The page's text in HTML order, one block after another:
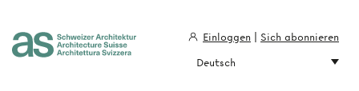
Einloggen
Sich abonnieren
Deutsch